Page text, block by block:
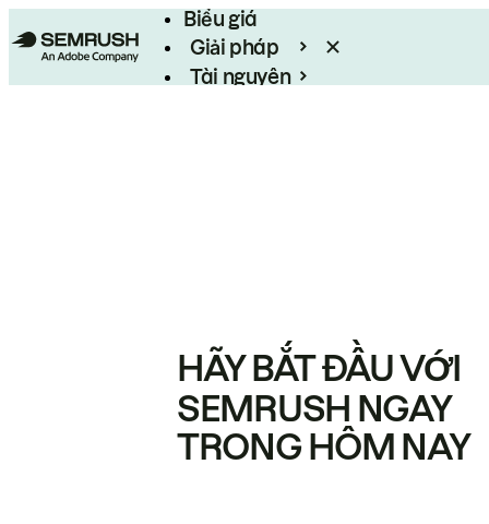
Biểu giá
Giải pháp
Tài nguyên
HÃY BẮT ĐẦU VỚI
SEMRUSH NGAY
TRONG HÔM NAY